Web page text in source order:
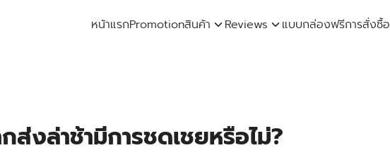
หน้าแรกPromotionสินค้า Reviews แบบกล่องฟรีการสั่งซื้อ
ส่งล่าช้ามีการชดเชยหรือไม่?